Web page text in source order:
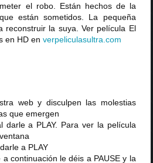
el robo. Están hechos de la
están sometidos. La pequeña
reconstruir la suya. Ver película El
en HD enverpeliculasultra .com
web y disculpen las molestias
que emergen
darle a PLAY. Para ver la película
a PLAY
continuación le déis a PAUSE y la